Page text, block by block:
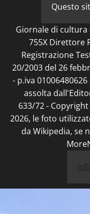
Questo
Giornale di cultura
755X Direttore
Registrazione
20/2003 del 26
- p.iva
assolta
633/72 -
2026, le foto
da Wikipedia, se